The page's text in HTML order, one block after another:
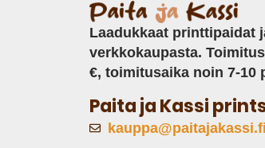
Laadukkaat printtipaidat
verkkokaupasta.
€, toimitusaika noin 7-10
Paita ja Kassi
kauppa@paitajakassi.fi